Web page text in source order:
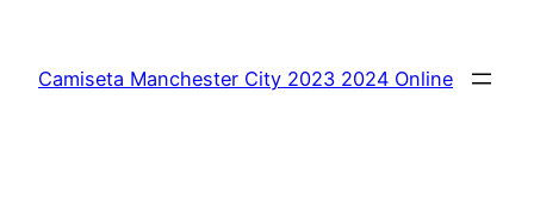
contenido
Camiseta Manchester City 2023 2024 Online